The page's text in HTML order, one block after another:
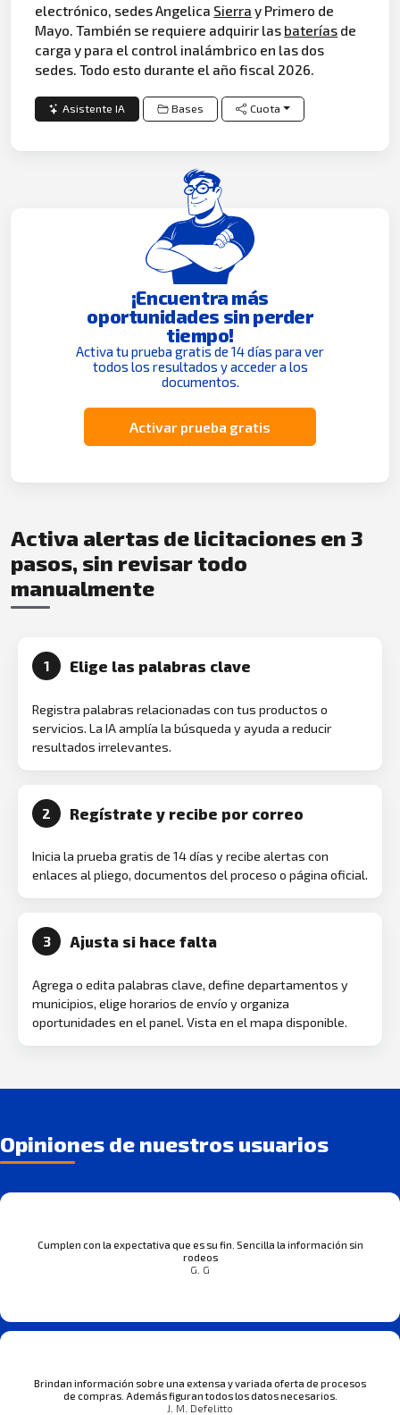
electrónico, sedes Angelica Sierra y Primero de
Mayo. También se requiere adquirir las baterías de
carga y para el control inalámbrico en las dos
sedes. Todo esto durante el año fiscal 2026.
Asistente IA Bases Cuota
¡Encuentra más
oportunidades sin perder
tiempo!
Activa tu prueba gratis de 14 días para ver
todos los resultados y acceder a los
documentos.
Activar prueba gratis
Activa alertas de licitaciones en 3
pasos, sin revisar todo
manualmente
1 Elige las palabras clave
Registra palabras relacionadas con tus productos o
servicios. La IA amplía la búsqueda y ayuda a reducir
resultados irrelevantes.
2 Regístrate y recibe por correo
Inicia la prueba gratis de 14 días y recibe alertas con
enlaces al pliego, documentos del proceso o página oficial.
3 Ajusta si hace falta
Agrega o edita palabras clave, define departamentos y
municipios, elige horarios de envío y organiza
oportunidades en el panel. Vista en el mapa disponible.
Opiniones de nuestros usuarios
Cumplen con la expectativa que es su fin. Sencilla la información sin
rodeos
G. G
Brindan información sobre una extensa y variada oferta de procesos
de compras. Además figuran todos los datos necesarios.
J. M. Defelitto